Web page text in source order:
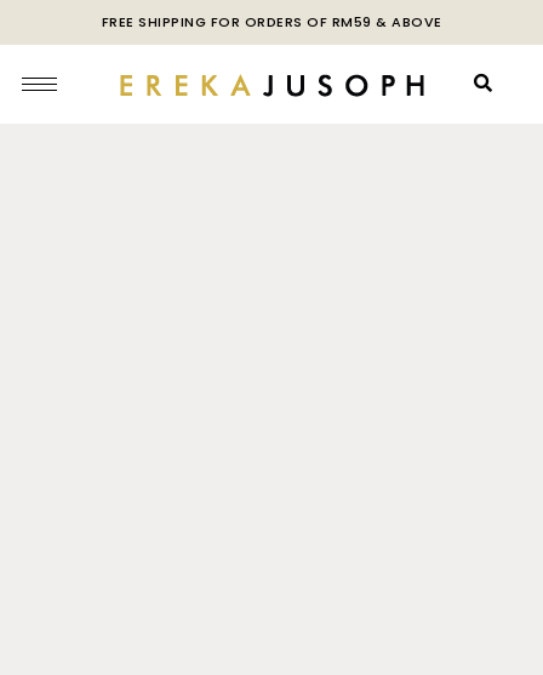
FREE SHIPPING FOR ORDERS OF RM59 & ABOVE